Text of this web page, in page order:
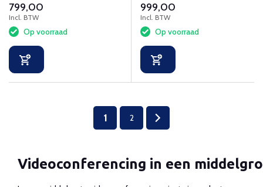
gecertificeerd.
799,00
Incl. BTW
Op voorraad
999,00
Incl. BTW
Op voorraad
1 2
Videoconferencing in een